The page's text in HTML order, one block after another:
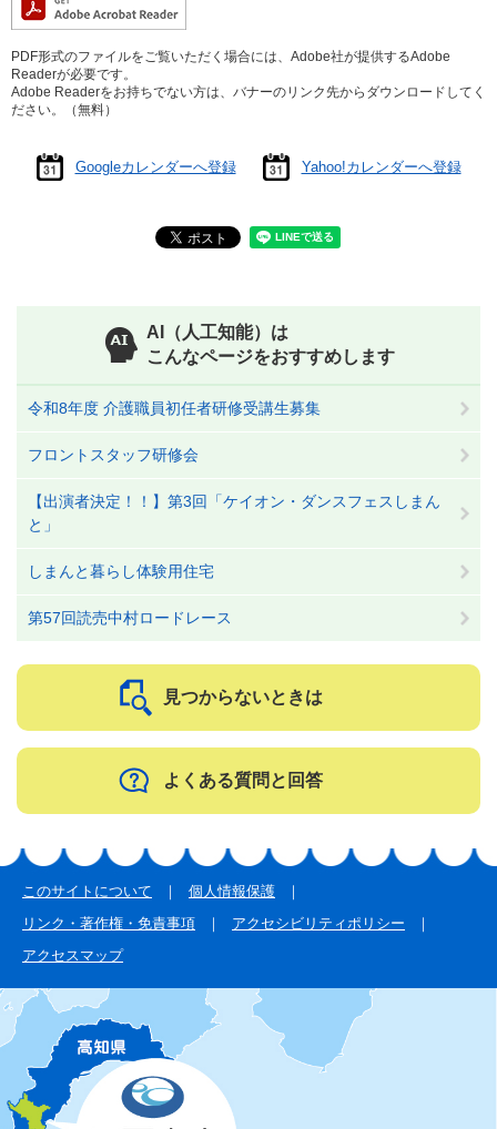
PDF形式のファイルをご覧いただく場合には、Adobe社が提供するAdobe
Readerが必要です。
Adobe Readerをお持ちでない方は、バナーのリンク先からダウンロードしてく
ださい。（無料）
Googleカレンダーへ登録 Yahoo!カレンダーへ登録
AI（人工知能）は
こんなページをおすすめします
令和8年度 介護職員初任者研修受講生募集
フロントスタッフ研修会
【出演者決定！！】第3回「ケイオン・ダンスフェスしまん
と」
しまんと暮らし体験用住宅
第57回読売中村ロードレース
見つからないときは
よくある質問と回答
このサイトについて
個人情報保護
リンク・著作権・免責事項
アクセシビリティポリシー
アクセスマップ